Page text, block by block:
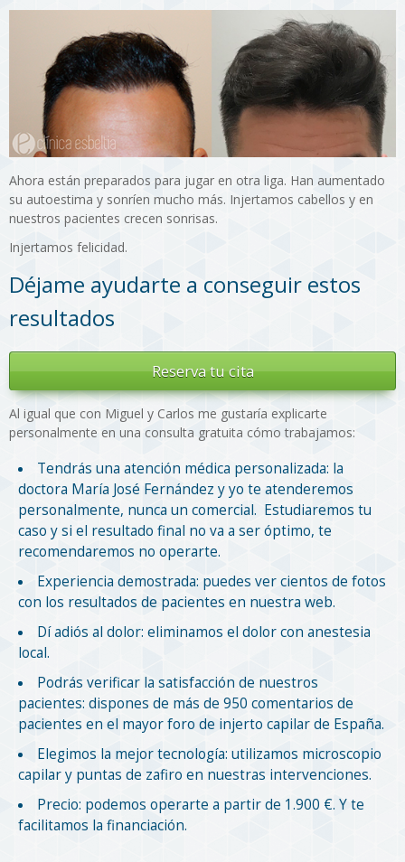
Ahora están preparados para jugar en otra liga. Han aumentado
su autoestima y sonríen mucho más. Injertamos cabellos y en
nuestros pacientes crecen sonrisas.
Injertamos felicidad.
Déjame ayudarte a conseguir estos
resultados
Reserva tu cita
Al igual que con Miguel y Carlos me gustaría explicarte
personalmente en una consulta gratuita cómo trabajamos:
Tendrás una atención médica personalizada: la
doctora María José Fernández y yo te atenderemos
personalmente, nunca un comercial. Estudiaremos tu
caso y si el resultado final no va a ser óptimo, te
recomendaremos no operarte.
Experiencia demostrada: puedes ver cientos de fotos
con los resultados de pacientes en nuestra web.
Dí adiós al dolor: eliminamos el dolor con anestesia
local.
Podrás verificar la satisfacción de nuestros
pacientes: dispones de más de 950 comentarios de
pacientes en el mayor foro de injerto capilar de España.
Elegimos la mejor tecnología: utilizamos microscopio
capilar y puntas de zafiro en nuestras intervenciones.
Precio: podemos operarte a partir de 1.900 €. Y te
facilitamos la financiación.